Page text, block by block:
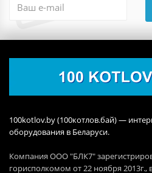
100kotlov.by (100котлов.бай) —
оборудования в Беларуси.
Компания ООО "БЛК7"
горисполкомом от 22 ноября 2013г.,